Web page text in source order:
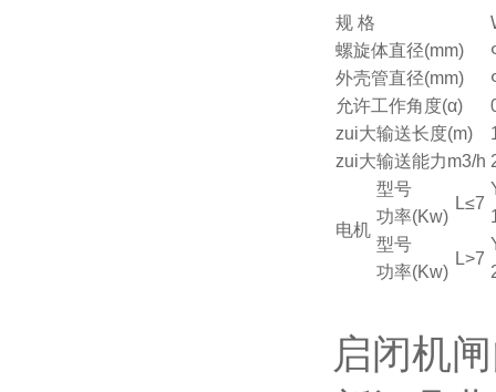
规 格
螺旋体直径(mm)
外壳管直径(mm)
允许工作角度(α)
zui大输送长度(m)
zui大输送能力m3/h
电机
型号
L≤7
功率(Kw)
型号
L>7
功率(Kw)
启闭机